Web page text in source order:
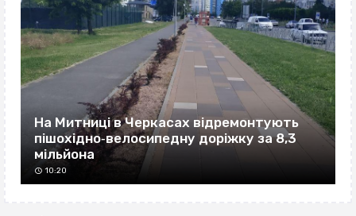
На Митниці в Черкасах відремонтують
пішохідно‐велосипедну доріжку за 8,3
мільйона
10:20